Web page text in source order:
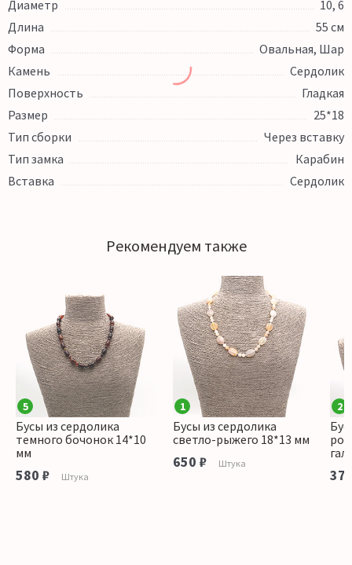
Диаметр
10, 6
Длина
55 см
Форма
Овальная, Шар
Камень
Сердолик
Поверхность
Гладкая
Размер
25*18
Тип сборки
Через вставку
Тип замка
Карабин
Вставка
Сердолик
Рекомендуем также
5
Бусы из сердолика
темного бочонок 14*10
мм
580 ₽ Штука
1
Бусы из сердолика
светло-рыжего 18*13 мм
650 ₽ Штука
2